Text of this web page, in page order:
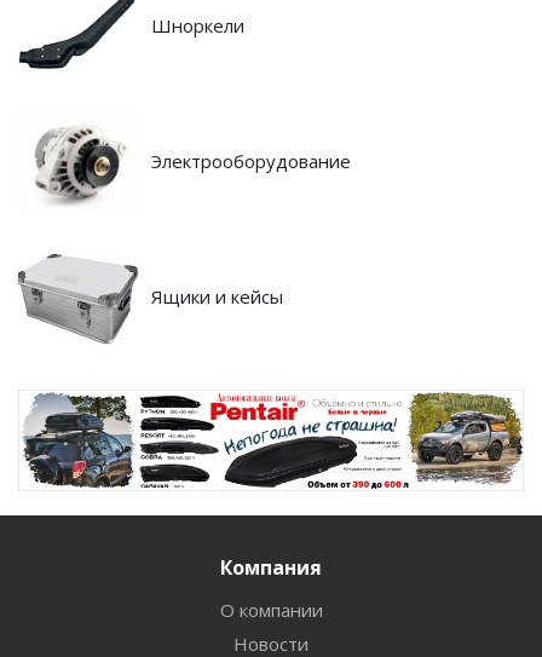
Шноркели
Электрооборудование
Ящики и кейсы
Компания
О компании
Новости